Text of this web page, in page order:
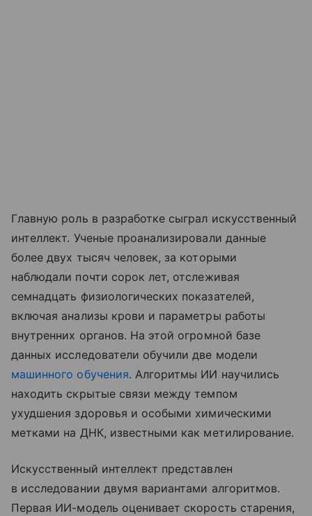
Главную роль в разработке сыграл искусственный
интеллект. Ученые проанализировали данные
более двух тысяч человек, за которыми
наблюдали почти сорок лет, отслеживая
семнадцать физиологических показателей,
включая анализы крови и параметры работы
внутренних органов. На этой огромной базе
данных исследователи обучили две модели
машинного обучения. Алгоритмы ИИ научились
находить скрытые связи между темпом
ухудшения здоровья и особыми химическими
метками на ДНК, известными как метилирование.
Искусственный интеллект представлен
в исследовании двумя вариантами алгоритмов.
Первая ИИ-модель оценивает скорость старения,